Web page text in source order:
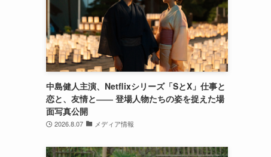
中島健人主演、Netflixシリーズ「SとX」仕事と
恋と、友情と―― 登場人物たちの姿を捉えた場
面写真公開
2026.8.07 メディア情報